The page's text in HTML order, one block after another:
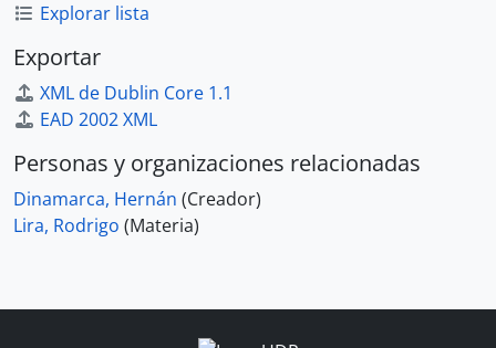
Explorar lista
Exportar
XML de Dublin Core 1.1
EAD 2002 XML
Personas y organizaciones relacionadas
Dinamarca, Hernán (Creador)
Lira, Rodrigo (Materia)